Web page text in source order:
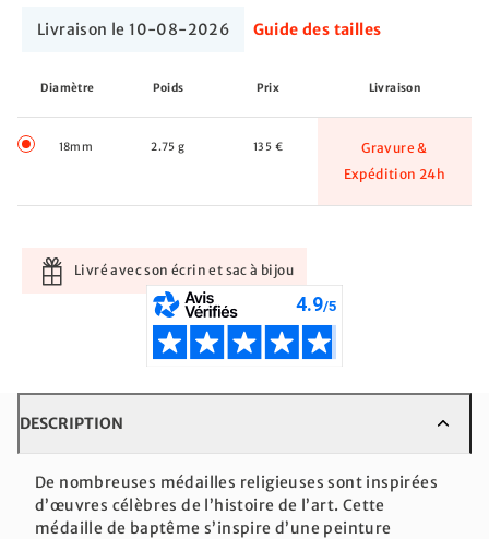
Livraison le 10-08-2026 Guide des tailles
Diamètre Poids Prix Livraison
18mm 2.75 g 135 €
Gravure &
Expédition 24h
Livré avec son écrin et sac à bijou
DESCRIPTION
De nombreuses médailles religieuses sont inspirées
d’œuvres célèbres de l’histoire de l’art. Cette
médaille de baptême s’inspire d’une peinture